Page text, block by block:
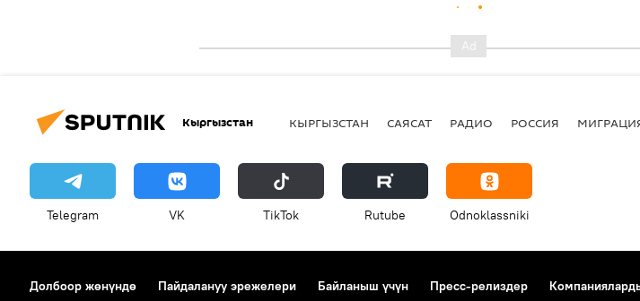
Кыргызстан КЫРГЫЗСТАН САЯСАТ РАДИО РОССИЯ
Telegram VK ТikТоk Rutube Odnoklassniki
Долбоор жөнүндө Пайдалануу эрежелери Байланыш үчүн Пресс-релиздер